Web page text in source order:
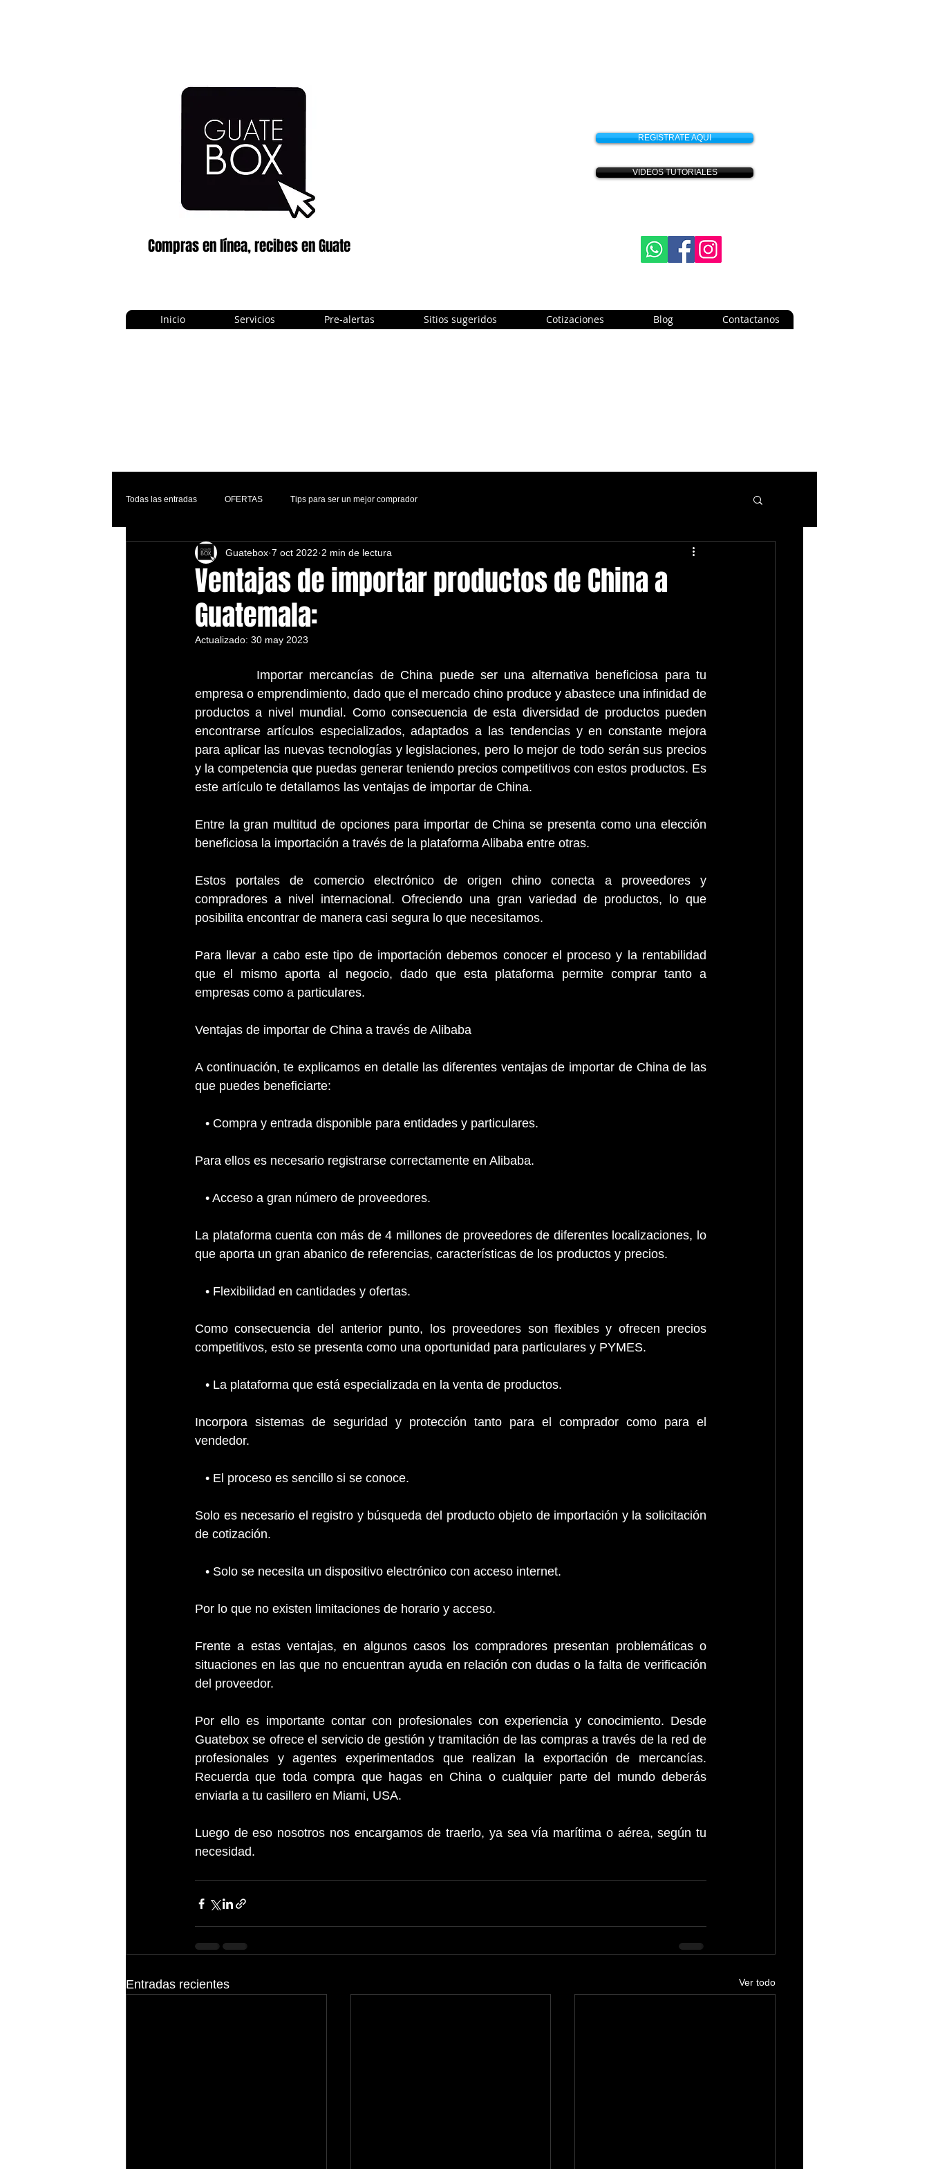
Compras en línea, recibes en Guate
REGISTRATE AQUI
VIDEOS TUTORIALES
Inicio Servicios Pre-alertas Sitios sugeridos Cotizaciones Blog Contactanos
Todas las entradas OFERTAS Tips para ser un mejor comprador
Ventajas de importar productos de China a
Guatemala:
Guatebox 7 oct 2022 2 min de lectura
Actualizado: 30 may 2023
empresa o emprendimiento, dado que el mercado chino produce y abastece una infinidad de
productos a nivel mundial. Como consecuencia de esta diversidad de productos pueden
encontrarse artículos especializados, adaptados a las tendencias y en constante mejora
para aplicar las nuevas tecnologías y legislaciones, pero lo mejor de todo serán sus precios
y la competencia que puedas generar teniendo precios competitivos con estos productos. Es
este artículo te detallamos las ventajas de importar de China.
Entre la gran multitud de opciones para importar de China se presenta como una elección
beneficiosa la importación a través de la plataforma Alibaba entre otras.
Estos portales de comercio electrónico de origen chino conecta a proveedores y
compradores a nivel internacional. Ofreciendo una gran variedad de productos, lo que
posibilita encontrar de manera casi segura lo que necesitamos.
Para llevar a cabo este tipo de importación debemos conocer el proceso y la rentabilidad
que el mismo aporta al negocio, dado que esta plataforma permite comprar tanto a
empresas como a particulares.
Ventajas de importar de China a través de Alibaba
A continuación, te explicamos en detalle las diferentes ventajas de importar de China de las
que puedes beneficiarte:
   • Compra y entrada disponible para entidades y particulares.
Para ellos es necesario registrarse correctamente en Alibaba.
   • Acceso a gran número de proveedores.
La plataforma cuenta con más de 4 millones de proveedores de diferentes localizaciones, lo
que aporta un gran abanico de referencias, características de los productos y precios.
   • Flexibilidad en cantidades y ofertas.
Como consecuencia del anterior punto, los proveedores son flexibles y ofrecen precios
competitivos, esto se presenta como una oportunidad para particulares y PYMES.
   • La plataforma que está especializada en la venta de productos.
Incorpora sistemas de seguridad y protección tanto para el comprador como para el
vendedor.
   • El proceso es sencillo si se conoce.
Solo es necesario el registro y búsqueda del producto objeto de importación y la solicitación
de cotización.
   • Solo se necesita un dispositivo electrónico con acceso internet.
Por lo que no existen limitaciones de horario y acceso.
Frente a estas ventajas, en algunos casos los compradores presentan problemáticas o
situaciones en las que no encuentran ayuda en relación con dudas o la falta de verificación
del proveedor.
Por ello es importante contar con profesionales con experiencia y conocimiento. Desde
Guatebox se ofrece el servicio de gestión y tramitación de las compras a través de la red de
profesionales y agentes experimentados que realizan la exportación de mercancías.
Recuerda que toda compra que hagas en China o cualquier parte del mundo deberás
enviarla a tu casillero en Miami, USA.
Luego de eso nosotros nos encargamos de traerlo, ya sea vía marítima o aérea, según tu
necesidad.
Entradas recientes Ver todo